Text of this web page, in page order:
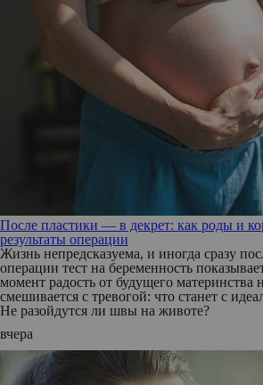
После пластики — в декрет: как роды и
результаты операции
Жизнь непредсказуема, и иногда сразу
операции тест на беременность
момент радость от будущего материнства
смешивается с тревогой: что станет с
Не разойдутся ли швы на животе?
вчера